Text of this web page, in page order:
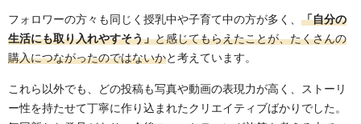
フォロワーの方々も同じく授乳中や子育て中の方が多く、 「自分の
生活にも取り入れやすそう」と感じてもらえたことが、たくさんの
購入につながったのではないかと考えています。
これら以外でも、どの投稿も写真や動画の表現力が高く、ストーリ
ー性を持たせて丁寧に作り込まれたクリエイティブばかりでした。